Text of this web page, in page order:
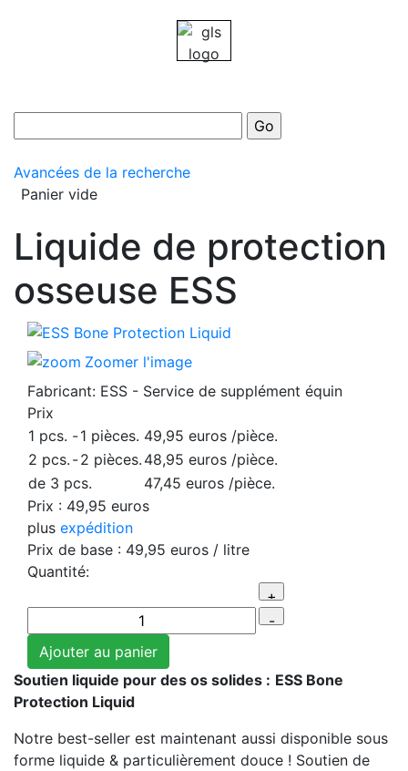
Avancées de la recherche
Panier vide
Liquide de protection
osseuse ESS
Zoomer l'image
Fabricant: ESS - Service de supplément équin
Prix
1 pcs. -1 pièces. 49,95 euros /pièce.
2 pcs. -2 pièces. 48,95 euros /pièce.
de 3 pcs.
47,45 euros /pièce.
Prix : 49,95 euros
plus expédition
Prix ​​de base : 49,95 euros / litre
Quantité:
Soutien liquide pour des os solides : ESS Bone
Protection Liquid
Notre best-seller est maintenant aussi disponible sous
forme liquide & particulièrement douce ! Soutien de